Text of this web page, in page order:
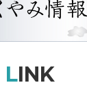
LINK